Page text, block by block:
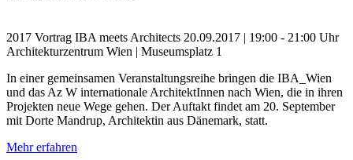
2017 Vortrag IBA meets Architects 20.09.2017 | 19:00 - 21:00 Uhr
Architekturzentrum Wien | Museumsplatz 1
In einer gemeinsamen Veranstaltungsreihe bringen die IBA_Wien
und das Az W internationale ArchitektInnen nach Wien, die in ihren
Projekten neue Wege gehen. Der Auftakt findet am 20. September
mit Dorte Mandrup, Architektin aus Dänemark, statt.
Mehr erfahren